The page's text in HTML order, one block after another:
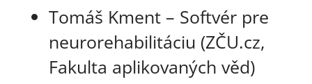
Tomáš Kment – Softvér pre
neurorehabilitáciu (ZČU.cz,
Fakulta aplikovaných věd)